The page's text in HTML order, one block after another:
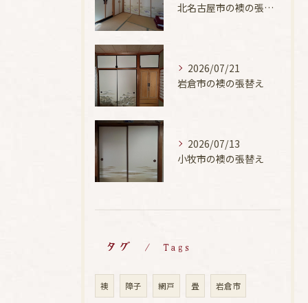
北名古屋市の襖の張替え
2026/07/21
岩倉市の襖の張替え
2026/07/13
小牧市の襖の張替え
タグ Tags
襖 障子 網戸 畳 岩倉市